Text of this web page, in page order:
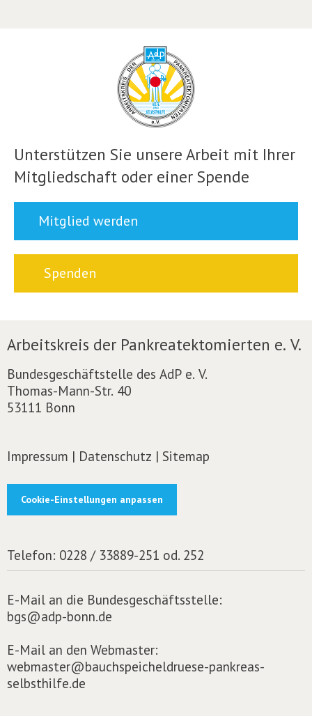
Unterstützen Sie unsere Arbeit mit Ihrer
Mitgliedschaft oder einer Spende
Mitglied werden
Spenden
Arbeitskreis der Pankreatektomierten e. V.
Bundesgeschäftstelle des AdP e. V.
Thomas-Mann-Str. 40
53111 Bonn
Impressum | Datenschutz | Sitemap
Cookie-Einstellungen anpassen
Telefon: 0228 / 33889-251 od. 252
E-Mail an die Bundesgeschäftsstelle:
bgs@adp-bonn.de
E-Mail an den Webmaster:
webmaster@bauchspeicheldruese-pankreas-
selbsthilfe.de